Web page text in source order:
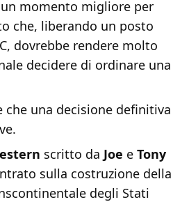
momento migliore per
che, liberando un posto
dovrebbe rendere molto
decidere di ordinare una
che una decisione definitiva
scritto da Joe e Tony
sulla costruzione della
degli Stati